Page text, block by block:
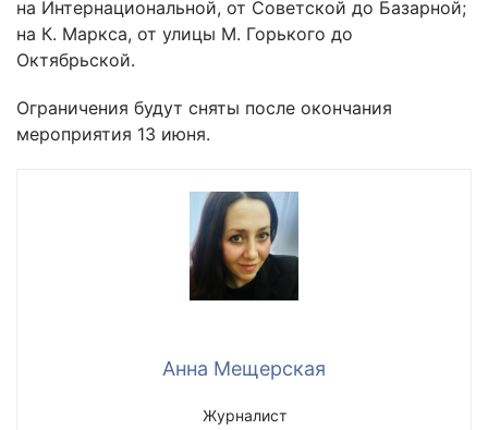
на Интернациональной, от Советской до Базарной;
на К. Маркса, от улицы М. Горького до
Октябрьской.
Ограничения будут сняты после окончания
мероприятия 13 июня.
Анна Мещерская
Журналист